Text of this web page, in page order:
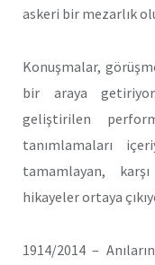
askeri bir mezarlık
Konuşmalar,
bir araya
geliştirilen
tanımlamaları
tamamlayan,
hikayeler ortaya
1914/2014 –